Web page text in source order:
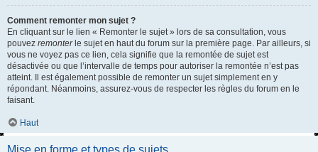
Comment remonter mon sujet ?
En cliquant sur le lien « Remonter le sujet » lors de sa consultation, vous
pouvez remonterle sujet en haut du forum sur la première page. Par ailleurs, si
vous ne voyez pas ce lien, cela signifie que la remontée de sujet est
désactivée ou que l’intervalle de temps pour autoriser la remontée n’est pas
atteint. Il est également possible de remonter un sujet simplement en y
répondant. Néanmoins, assurez-vous de respecter les règles du forum en le
faisant.
Haut
Mise en forme et types de sujets